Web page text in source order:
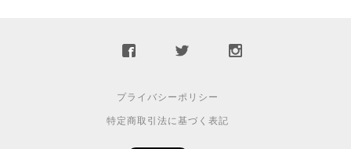
プライバシーポリシー
特定商取引法に基づく表記